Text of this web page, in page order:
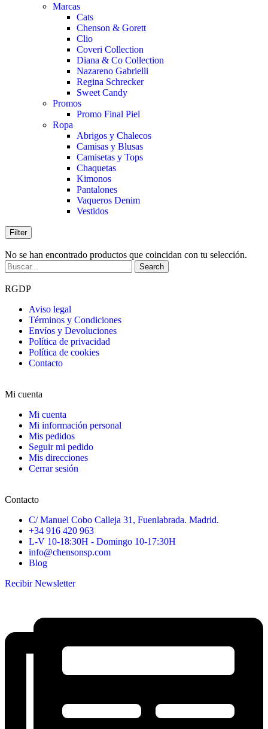
Marcas
Cats
Chenson & Gorett
Clio
Coveri Collection
Diana & Co Collection
Nazareno Gabrielli
Regina Schrecker
Sweet Candy
Promos
Promo Final Piel
Ropa
Abrigos y Chalecos
Camisas y Blusas
Camisetas y Tops
Chaquetas
Kimonos
Pantalones
Vaqueros Denim
Vestidos
Filter
No se han encontrado productos que coincidan con tu selección.
Search
RGDP
Aviso legal
Términos y Condiciones
Envíos y Devoluciones
Política de privacidad
Política de cookies
Contacto
Mi cuenta
Mi cuenta
Mi información personal
Mis pedidos
Seguir mi pedido
Mis direcciones
Cerrar sesión
Contacto
C/ Manuel Cobo Calleja 31, Fuenlabrada. Madrid.
+34 916 420 963
L-V 10-18:30H - Domingo 10-17:30H
info@chensonsp.com
Blog
Recibir Newsletter